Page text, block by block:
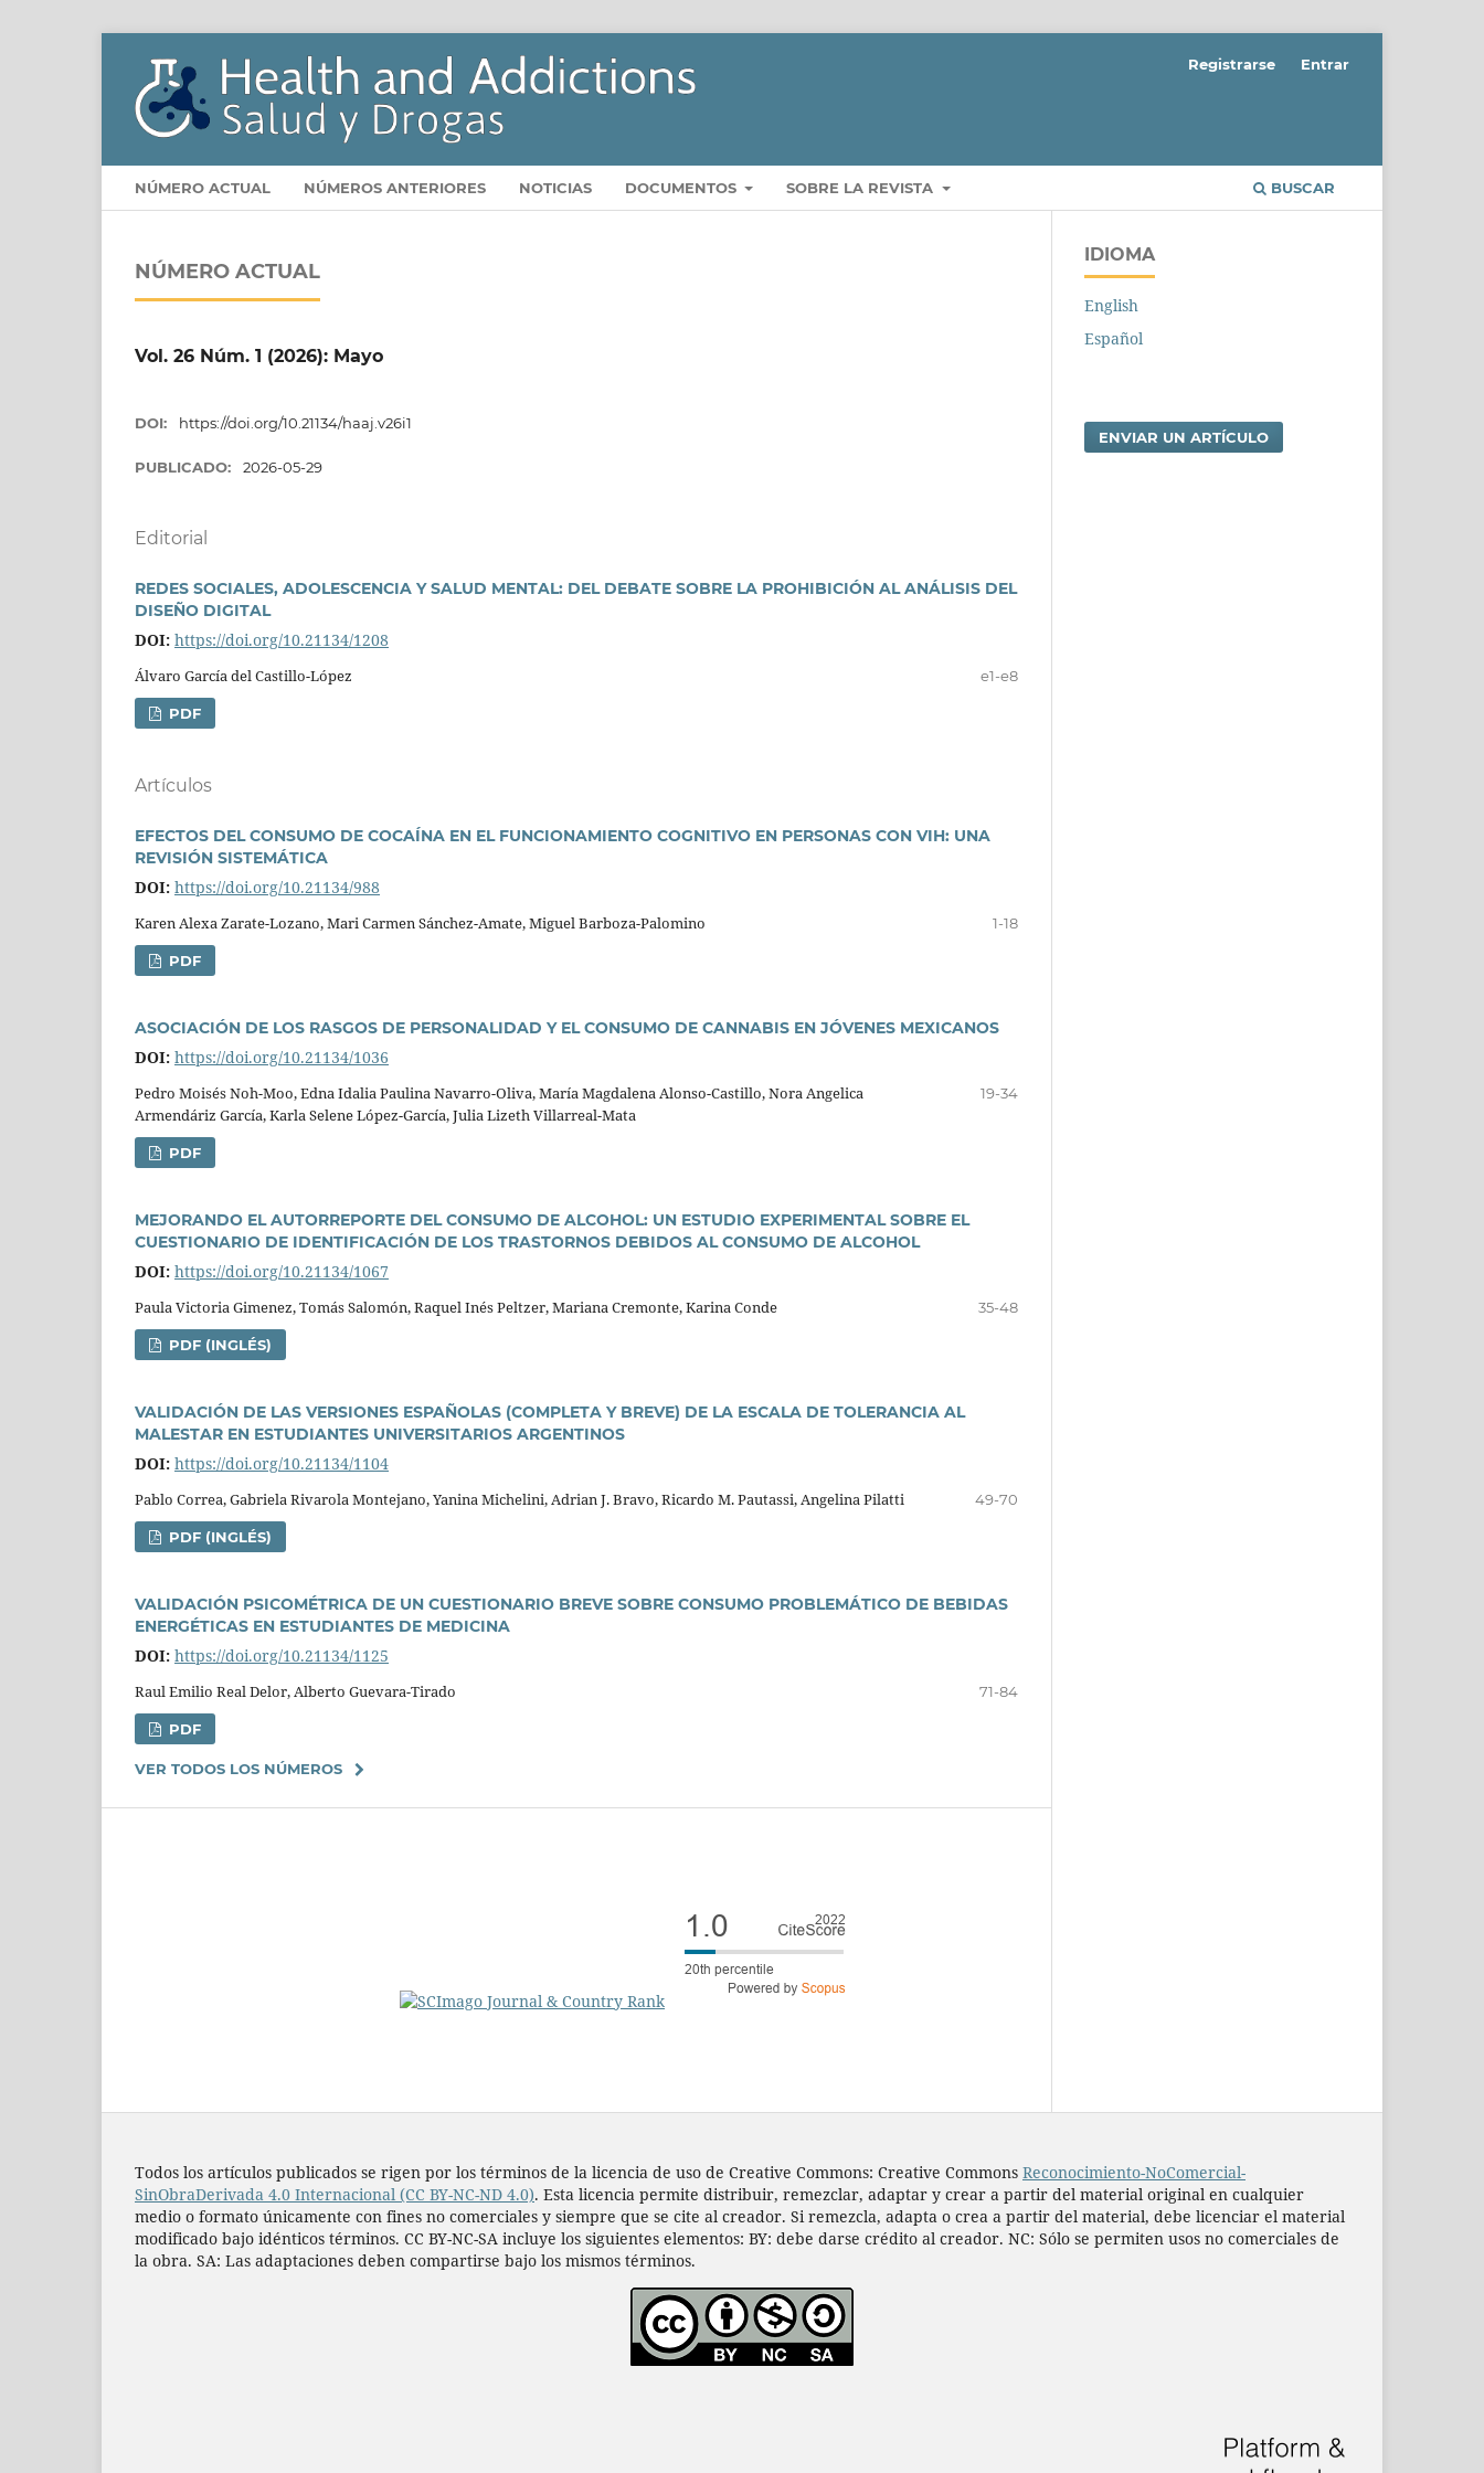
NÚMERO ACTUAL NÚMEROS ANTERIORES NOTICIAS DOCUMENTOS SOBRE LA REVISTA BUSCAR
Registrarse Entrar
NÚMERO ACTUAL
Vol. 26 Núm. 1 (2026): Mayo
DOI: https://doi.org/10.21134/haaj.v26i1
PUBLICADO: 2026-05-29
Editorial
REDES SOCIALES, ADOLESCENCIA Y SALUD MENTAL: DEL DEBATE SOBRE LA PROHIBICIÓN AL ANÁLISIS DEL
DISEÑO DIGITAL
DOI: https://doi.org/10.21134/1208
Álvaro Garcí­a del Castillo-López e1-e8
PDF
Artí­culos
EFECTOS DEL CONSUMO DE COCAÍNA EN EL FUNCIONAMIENTO COGNITIVO EN PERSONAS CON VIH: UNA
REVISIÓN SISTEMÁTICA
DOI: https://doi.org/10.21134/988
Karen Alexa Zarate-Lozano, Mari Carmen Sánchez-Amate, Miguel Barboza-Palomino 1-18
PDF
ASOCIACIÓN DE LOS RASGOS DE PERSONALIDAD Y EL CONSUMO DE CANNABIS EN JÓVENES MEXICANOS
DOI: https://doi.org/10.21134/1036
Pedro Moisés Noh-Moo, Edna Idalia Paulina Navarro-Oliva, Marí­a Magdalena Alonso-Castillo, Nora Angelica
Armendáriz Garcí­a, Karla Selene López-Garcí­a, Julia Lizeth Villarreal-Mata
19-34
PDF
MEJORANDO EL AUTORREPORTE DEL CONSUMO DE ALCOHOL: UN ESTUDIO EXPERIMENTAL SOBRE EL
CUESTIONARIO DE IDENTIFICACIÓN DE LOS TRASTORNOS DEBIDOS AL CONSUMO DE ALCOHOL
DOI: https://doi.org/10.21134/1067
Paula Victoria Gimenez, Tomás Salomón, Raquel Inés Peltzer, Mariana Cremonte, Karina Conde 35-48
PDF (INGLÉS)
VALIDACIÓN DE LAS VERSIONES ESPAÑOLAS (COMPLETA Y BREVE) DE LA ESCALA DE TOLERANCIA AL
MALESTAR EN ESTUDIANTES UNIVERSITARIOS ARGENTINOS
DOI: https://doi.org/10.21134/1104
Pablo Correa, Gabriela Rivarola Montejano, Yanina Michelini, Adrian J. Bravo, Ricardo M. Pautassi, Angelina Pilatti 49-70
PDF (INGLÉS)
VALIDACIÓN PSICOMÉTRICA DE UN CUESTIONARIO BREVE SOBRE CONSUMO PROBLEMÁTICO DE BEBIDAS
ENERGÉTICAS EN ESTUDIANTES DE MEDICINA
DOI: https://doi.org/10.21134/1125
Raul Emilio Real Delor, Alberto Guevara-Tirado 71-84
PDF
VER TODOS LOS NÚMEROS
IDIOMA
English
Español
ENVIAR UN ARTÍCULO
Todos los artí­culos publicados se rigen por los términos de la licencia de uso de Creative Commons: Creative Commons Reconocimiento-NoComercial-
SinObraDerivada 4.0 Internacional (CC BY-NC-ND 4.0). Esta licencia permite distribuir, remezclar, adaptar y crear a partir del material original en cualquier
medio o formato únicamente con fines no comerciales y siempre que se cite al creador. Si remezcla, adapta o crea a partir del material, debe licenciar el material
modificado bajo idénticos términos. CC BY-NC-SA incluye los siguientes elementos: BY: debe darse crédito al creador. NC: Sólo se permiten usos no comerciales de
la obra. SA: Las adaptaciones deben compartirse bajo los mismos términos.